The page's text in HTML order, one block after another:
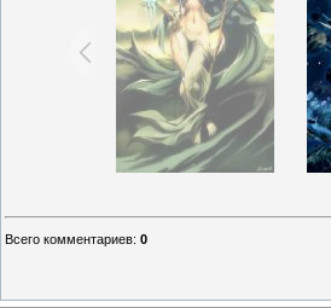
Всего комментариев: 0